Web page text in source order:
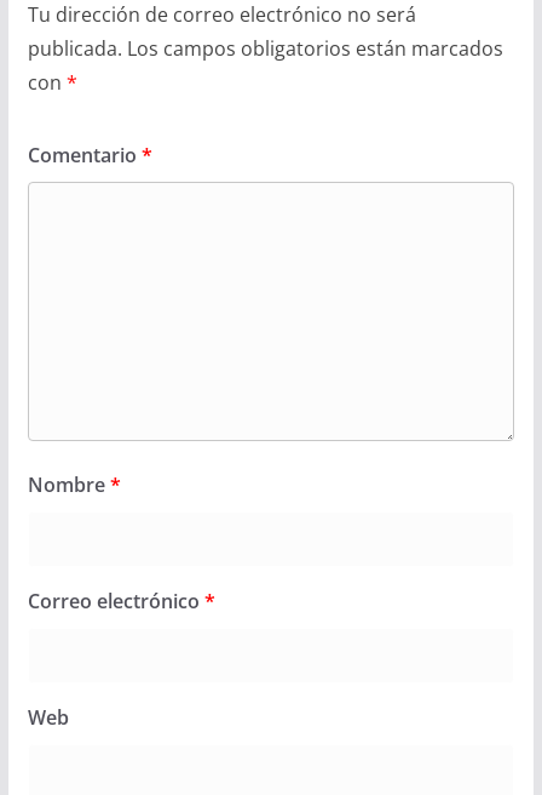
Tu dirección de correo electrónico no será
publicada. Los campos obligatorios están marcados
con *
Comentario *
Nombre*
Correo electrónico *
Web